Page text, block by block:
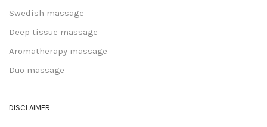
Swedish massage
Deep tissue massage
Aromatherapy massage
Duo massage
DISCLAIMER